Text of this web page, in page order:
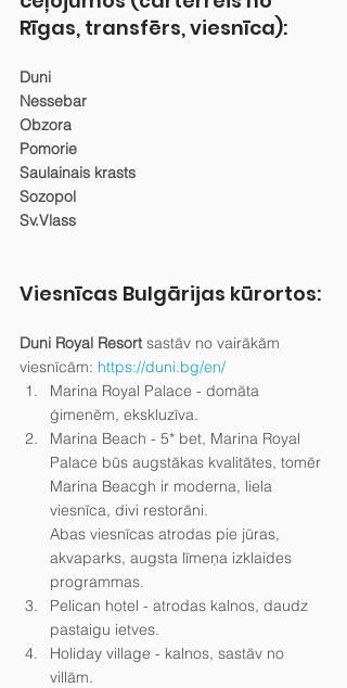
Rīgas, transfērs, viesnīca):
Duni
Nessebar
Obzora
Pomorie
Saulainais krasts
Sozopol
Sv.Vlass
Viesnīcas Bulgārijas kūrortos:
Duni Royal Resort sastāv no vairākām
viesnīcām: https://duni.bg/en/
Marina Royal Palace - domāta
ģimenēm, ekskluzīva.
Marina Beach - 5* bet, Marina Royal
Palace būs augstākas kvalitātes, tomēr
Marina Beacgh ir moderna, liela
viesnīca, divi restorāni.
Abas viesnīcas atrodas pie jūras,
akvaparks, augsta līmeņa izklaides
programmas.
Pelican hotel - atrodas kalnos, daudz
pastaigu ietves.
Holiday village - kalnos, sastāv no
villām.